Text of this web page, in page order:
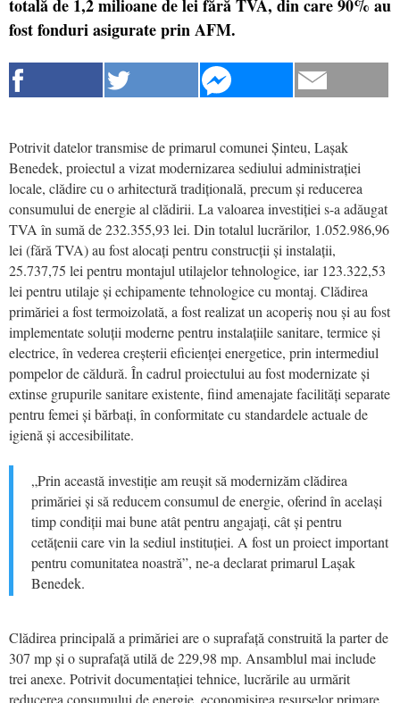
totală de 1,2 milioane de lei fără TVA, din care 90% au
fost fonduri asigurate prin AFM.
Potrivit datelor transmise de primarul comunei Șinteu, Lașak
Benedek, proiectul a vizat modernizarea sediului administrației
locale, clădire cu o arhitectură tradițională, precum și reducerea
consumului de energie al clădirii. La valoarea investiției s-a adăugat
TVA în sumă de 232.355,93 lei. Din totalul lucrărilor, 1.052.986,96
lei (fără TVA) au fost alocați pentru construcții și instalații,
25.737,75 lei pentru montajul utilajelor tehnologice, iar 123.322,53
lei pentru utilaje și echipamente tehnologice cu montaj. Clădirea
primăriei a fost termoizolată, a fost realizat un acoperiș nou și au fost
implementate soluții moderne pentru instalațiile sanitare, termice și
electrice, în vederea creșterii eficienței energetice, prin intermediul
pompelor de căldură. În cadrul proiectului au fost modernizate și
extinse grupurile sanitare existente, fiind amenajate facilități separate
pentru femei și bărbați, în conformitate cu standardele actuale de
igienă și accesibilitate.
„Prin această investiție am reușit să modernizăm clădirea
primăriei și să reducem consumul de energie, oferind în același
timp condiții mai bune atât pentru angajați, cât și pentru
cetățenii care vin la sediul instituției. A fost un proiect important
pentru comunitatea noastră”, ne-a declarat primarul Lașak
Benedek.
Clădirea principală a primăriei are o suprafață construită la parter de
307 mp și o suprafață utilă de 229,98 mp. Ansamblul mai include
trei anexe. Potrivit documentației tehnice, lucrările au urmărit
reducerea consumului de energie, economisirea resurselor primare